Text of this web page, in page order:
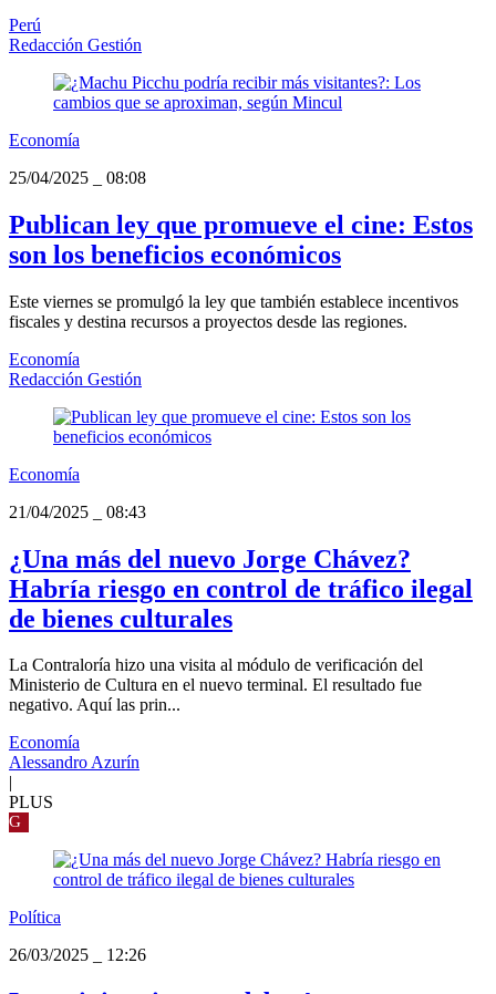
Perú
Redacción Gestión
Economía
25/04/2025
08:08
Publican ley que promueve el cine: Estos
son los beneficios económicos
Este viernes se promulgó la ley que también establece incentivos
fiscales y destina recursos a proyectos desde las regiones.
Economía
Redacción Gestión
Economía
21/04/2025
08:43
¿Una más del nuevo Jorge Chávez?
Habría riesgo en control de tráfico ilegal
de bienes culturales
La Contraloría hizo una visita al módulo de verificación del
Ministerio de Cultura en el nuevo terminal. El resultado fue
negativo. Aquí las prin...
Economía
Alessandro Azurín
PLUS
G
Política
26/03/2025
12:26